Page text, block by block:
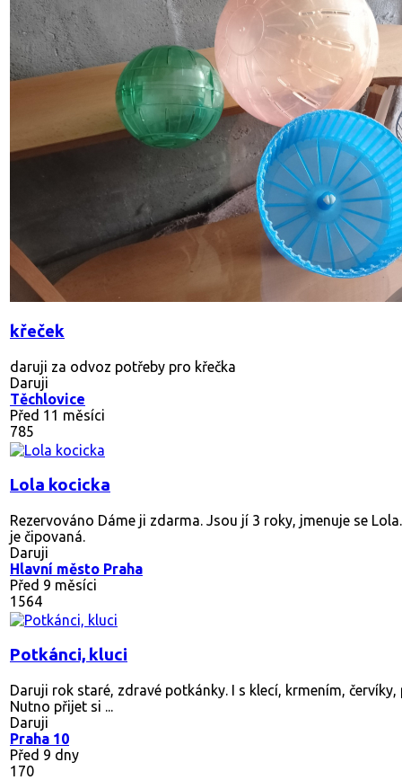
křeček
daruji za odvoz potřeby pro křečka
Daruji
Těchlovice
Před 11 měsíci
785
Lola kocicka
Rezervováno Dáme ji zdarma. Jsou jí 3 roky, jmenuje se
je čipovaná.
Daruji
Hlavní město Praha
Před 9 měsíci
1564
Potkánci, kluci
Daruji rok staré, zdravé potkánky. I s klecí, krmením,
Nutno přijet si ...
Daruji
Praha 10
Před 9 dny
170